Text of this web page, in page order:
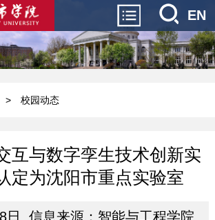
EN
> 校园动态
互与数字孪生技术创新实
定为沈阳市重点实验室
日 信息来源：智能与工程学院